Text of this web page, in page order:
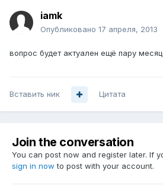
iamk
Опубликовано 17 апреля, 2013
вопрос будет актуален ещё пару
Вставить ник Цитата
Join the conversation
You can post now and register later. If
sign in now to post with your account.